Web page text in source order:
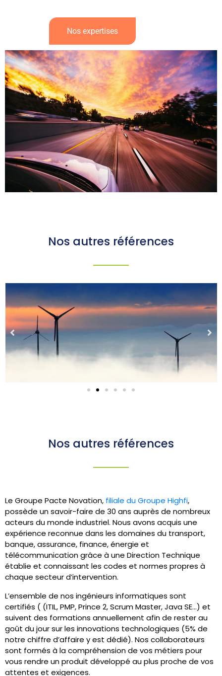
Nos expertises
Nos autres références
Nos autres références
Le Groupe Pacte Novation, filiale du Groupe Highfi,
possède un savoir-faire de 30 ans auprès de nombreux
acteurs du monde industriel. Nous avons acquis une
expérience reconnue dans les domaines du transport,
banque, assurance, finance, énergie et
télécommunication grâce à une Direction Technique
établie et connaissant les codes et normes propres à
chaque secteur d’intervention.
L’ensemble de nos ingénieurs informatiques sont
certifiés ( (ITIL, PMP, Prince 2, Scrum Master, Java SE…) et
suivent des formations annuellement afin de rester au
goût du jour sur les innovations technologiques (5% de
notre chiffre d’affaire y est dédié). Nos collaborateurs
sont formés à la compréhension de vos métiers pour
vous rendre un produit développé au plus proche de vos
attentes et exigences.